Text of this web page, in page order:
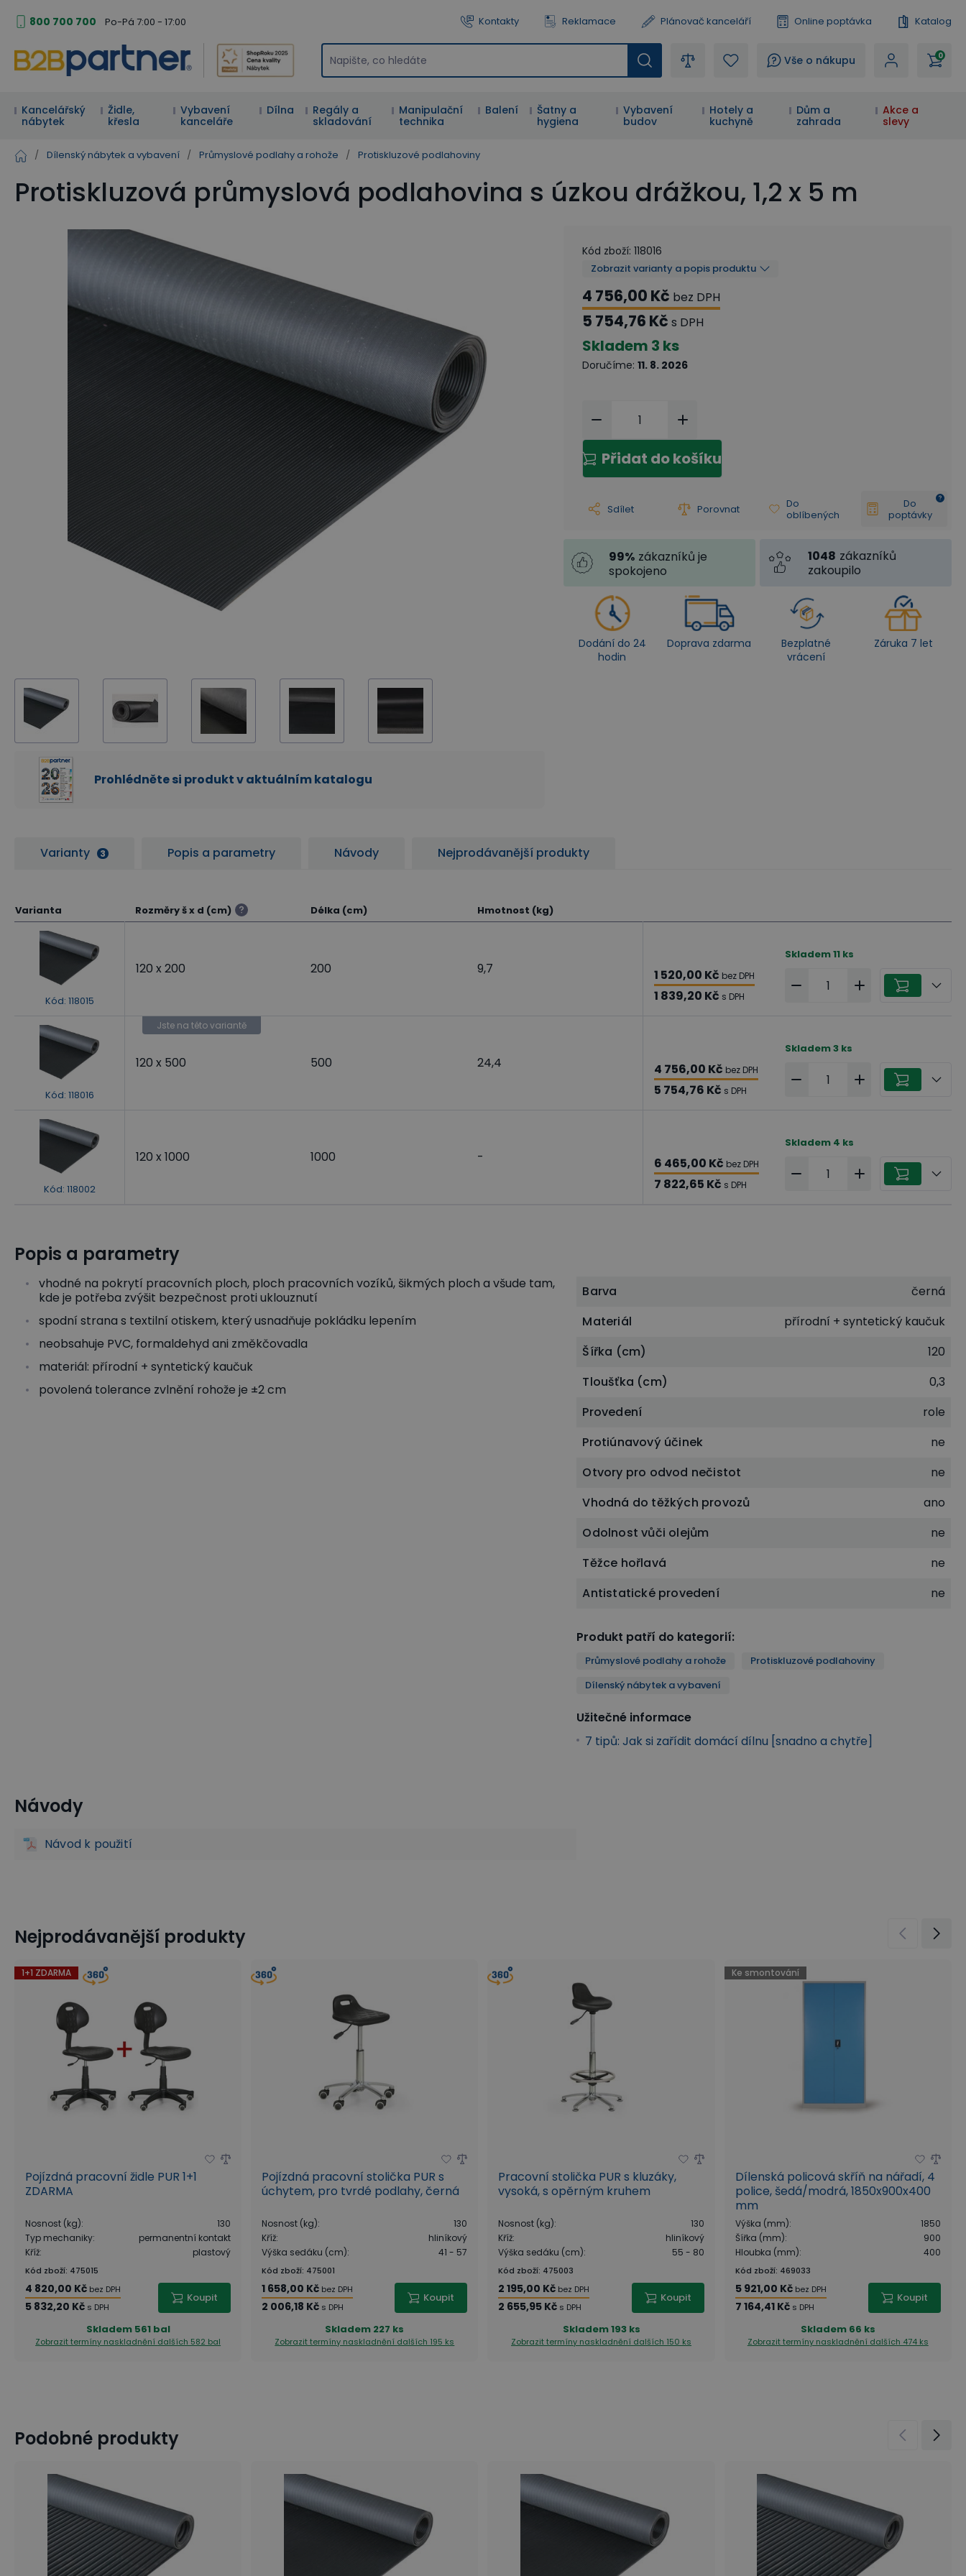
800 700 700 Po-Pá 7:00 - 17:00 Kontakty Reklamace Plánovač kanceláří Online poptávka Katalog
? Vše o nákupu 0
Kancelářský
nábytek
Židle,
křesla
Vybavení
kanceláře
Dílna
Regály a
skladování
Manipulační
technika
Balení
Šatny a
hygiena
Vybavení
budov
Hotely a
kuchyně
Dům a
zahrada
Akce a
slevy
/ Dílenský nábytek a vybavení / Průmyslové podlahy a rohože / Protiskluzové podlahoviny
Protiskluzová průmyslová podlahovina s úzkou drážkou, 1,2 x 5 m
Prohlédněte si produkt v aktuálním katalogu
Kód zboží: 118016
Zobrazit varianty a popis produktu
4 756,00 Kč bez DPH
5 754,76 Kč s DPH
Skladem 3 ks
Doručíme: 11. 8. 2026
Přidat do košíku
Sdílet Porovnat
Do
oblíbených
Do
poptávky
99% zákazníků je
spokojeno
1048 zákazníků
zakoupilo
Dodání do 24
hodin
Doprava zdarma
Bezplatné
vrácení
Záruka 7 let
Varianty 3 Popis a parametry Návody Nejprodávanější produkty
Varianta Rozměry š x d (cm) Délka (cm) Hmotnost (kg)
Kód: 118015
120 x 200 200 9,7 1 520,00 Kč bez DPH
1 839,20 Kč s DPH
Skladem11 ks
Kód: 118016
Jste na této variantě
120 x 500 500 24,4 4 756,00 Kč bez DPH
5 754,76 Kč s DPH
Skladem3 ks
Kód: 118002
120 x 1000 1000 - 6 465,00 Kč bez DPH
7 822,65 Kč s DPH
Skladem 4 ks
Popis a parametry
vhodné na pokrytí pracovních ploch, ploch pracovních vozíků, šikmých ploch a všude tam,
kde je potřeba zvýšit bezpečnost proti uklouznutí
spodní strana s textilní otiskem, který usnadňuje pokládku lepením
neobsahuje PVC, formaldehyd ani změkčovadla
materiál: přírodní + syntetický kaučuk
povolená tolerance zvlnění rohože je ±2 cm
Barva
černá
Materiál
přírodní + syntetický kaučuk
Šířka (cm)
120
Tloušťka (cm)
0,3
Provedení
role
Protiúnavový účinek
ne
Otvory pro odvod nečistot
ne
Vhodná do těžkých provozů
ano
Odolnost vůči olejům
ne
Těžce hořlavá
ne
Antistatické provedení
ne
Produkt patří do kategorií:
Průmyslové podlahy a rohože
Protiskluzové podlahoviny
Dílenský nábytek a vybavení
Užitečné informace
7 tipů: Jak si zařídit domácí dílnu [snadno a chytře]
Průmyslové podlahy a rohože
Návody
Návod k použití
Nejprodávanější produkty
1+1 ZDARMA
Pojízdná pracovní židle PUR 1+1
ZDARMA
Nosnost (kg):
130
Typ mechaniky:
permanentní kontakt
Kříž: plastový
Kód zboží: 475015
4 820,00 Kč bez DPH
5 832,20 Kč s DPH
Koupit
Skladem 561 bal
Zobrazit termíny naskladnění dalších 582 bal
Pojízdná pracovní stolička PUR s
úchytem, pro tvrdé podlahy, černá
Nosnost (kg):
130
Kříž:
hliníkový
Výška sedáku (cm): 41 - 57
Kód zboží: 475001
1 658,00 Kč bez DPH
2 006,18 Kč s DPH
Koupit
Skladem 227 ks
Zobrazit termíny naskladnění dalších 195 ks
Pracovní stolička PUR s kluzáky,
vysoká, s opěrným kruhem
Nosnost (kg):
130
Kříž:
hliníkový
Výška sedáku (cm): 55 - 80
Kód zboží: 475003
2 195,00 Kč bez DPH
2 655,95 Kč s DPH
Koupit
Skladem193 ks
Zobrazit termíny naskladnění dalších 150 ks
Ke smontování
Dílenská policová skříň na nářadí, 4
police, šedá/modrá, 1850x900x400
mm
Výška (mm):
1850
Šířka (mm):
900
Hloubka (mm): 400
Kód zboží: 469033
5 921,00 Kč bez DPH
7 164,41 Kč s DPH
Koupit
Skladem 66 ks
Zobrazit termíny naskladnění dalších 474 ks
7 tipů: Jak si zařídit domácí dílnu [snadno a chytře]
Podobné produkty